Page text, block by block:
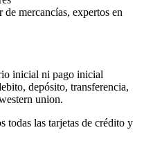
mercancías, expertos en
inicial ni pago inicial
depósito, transferencia,
union.
todas las tarjetas de crédito y